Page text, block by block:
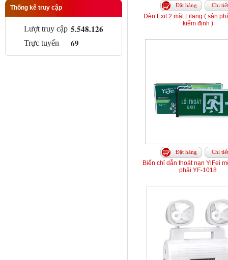
Thống kê truy cập
Lượt truy cập 5.548.126
Trực tuyến 69
Đặt hàng Chi tiết
Đèn Exit 2 mặt Lilang ( sản
kiểm định )
Đặt hàng Chi tiết
Biển chỉ dẫn thoát nạn YiFei
phải YF-1018